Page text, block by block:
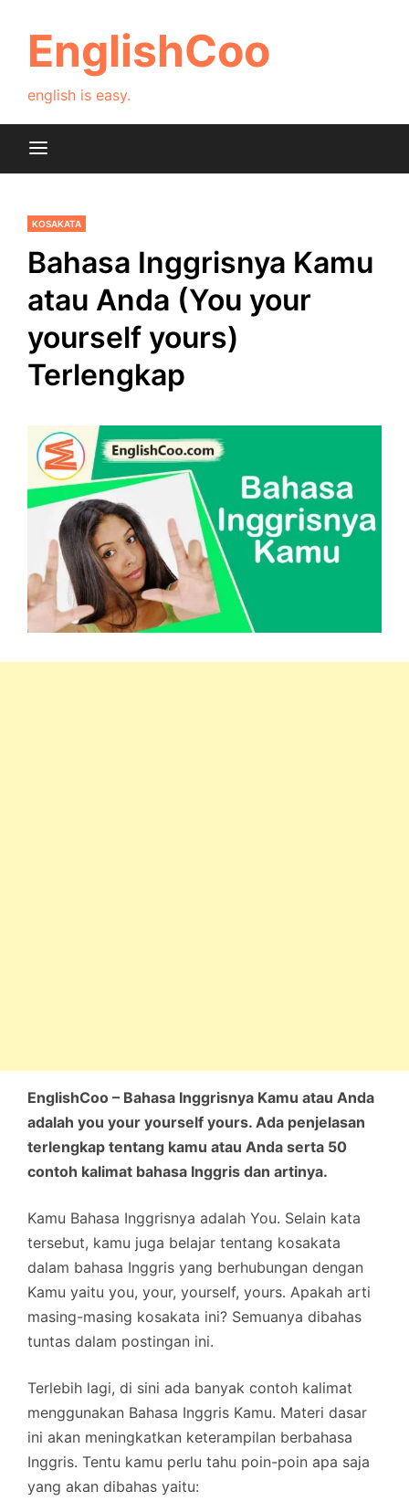
contentEnglishCoo
english is easy.
KOSAKATA
Bahasa Inggrisnya Kamu
atau Anda (You your
yourself yours)
Terlengkap
EnglishCoo – Bahasa Inggrisnya Kamu atau Anda
adalah you your yourself yours. Ada penjelasan
terlengkap tentang kamu atau Anda serta 50
contoh kalimat bahasa Inggris dan artinya.
Kamu Bahasa Inggrisnya adalah You. Selain kata
tersebut, kamu juga belajar tentang kosakata
dalam bahasa Inggris yang berhubungan dengan
Kamu yaitu you, your, yourself, yours. Apakah arti
masing-masing kosakata ini? Semuanya dibahas
tuntas dalam postingan ini.
Terlebih lagi, di sini ada banyak contoh kalimat
menggunakan Bahasa Inggris Kamu. Materi dasar
ini akan meningkatkan keterampilan berbahasa
Inggris. Tentu kamu perlu tahu poin-poin apa saja
yang akan dibahas yaitu: